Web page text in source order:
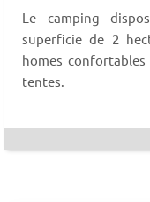
Le camping
superficie de 2
homes
tentes.